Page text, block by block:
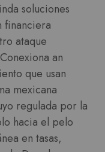
soluciones
financiera
ataque
an
que usan
mexicana
regulada por la
hacia el pelo
en tasas,